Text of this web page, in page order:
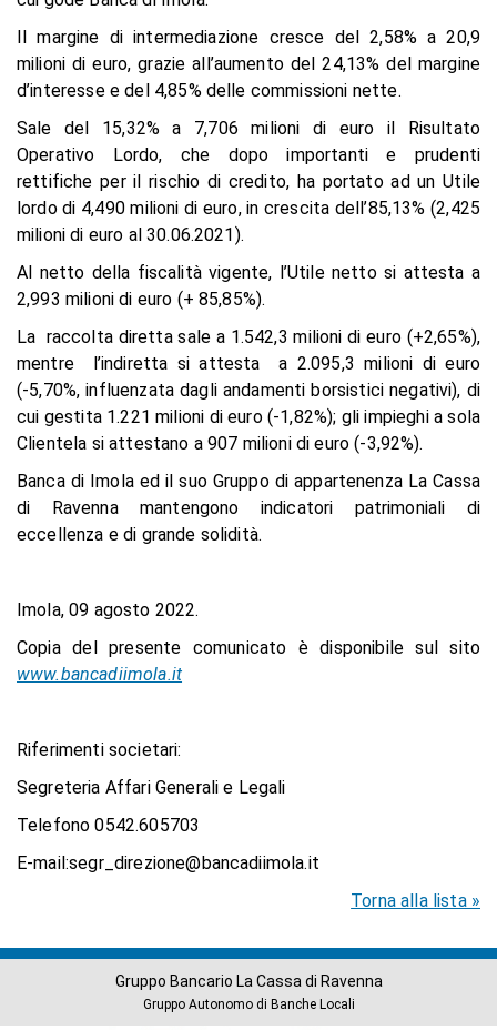
Il margine di intermediazione cresce del 2,58% a 20,9
milioni di euro, grazie all’aumento del 24,13% del margine
d’interesse e del 4,85% delle commissioni nette.
Sale del 15,32% a 7,706 milioni di euro il Risultato
Operativo Lordo, che dopo importanti e prudenti
rettifiche per il rischio di credito, ha portato ad un Utile
lordo di 4,490 milioni di euro, in crescita dell’85,13% (2,425
milioni di euro al 30.06.2021).
Al netto della fiscalità vigente, l’Utile netto si attesta a
2,993 milioni di euro (+ 85,85%).
La raccolta diretta sale a 1.542,3 milioni di euro (+2,65%),
mentre l’indiretta si attesta a 2.095,3 milioni di euro
(-5,70%, influenzata dagli andamenti borsistici negativi), di
cui gestita 1.221 milioni di euro (-1,82%); gli impieghi a sola
Clientela si attestano a 907 milioni di euro (-3,92%).
Banca di Imola ed il suo Gruppo di appartenenza La Cassa
di Ravenna mantengono indicatori patrimoniali di
eccellenza e di grande solidità.
Imola, 09 agosto 2022.
Copia del presente comunicato è disponibile sul sito
www.bancadiimola.it
Riferimenti societari:
Segreteria Affari Generali e Legali
Telefono 0542.605703
E-mail:segr_direzione@bancadiimola.it
Torna alla lista »
Gruppo Bancario La Cassa di Ravenna
Gruppo Autonomo di Banche Locali